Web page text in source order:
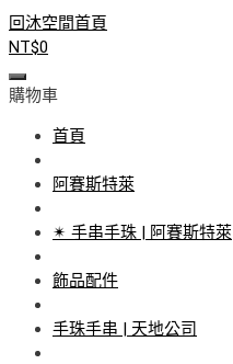
回沐空間首頁
NT$0
購物車
首頁
阿賽斯特萊
✴ 手串手珠 | 阿賽斯特萊
飾品配件
手珠手串 | 天地公司